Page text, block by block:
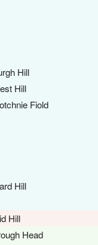
Hill
Hill
Fiold
Hill
Hill
Head